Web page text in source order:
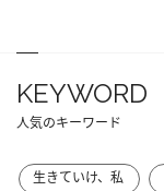
KEYWORD
人気のキーワード
生きていけ、私